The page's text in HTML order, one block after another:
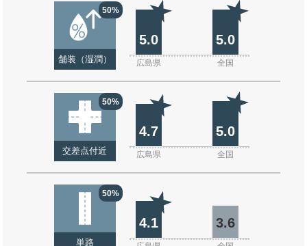
50%
舗装（湿潤）
5.0 5.0
広島県 全国
50%
交差点付近
4.7 5.0
広島県 全国
50%
単路
4.1 3.6